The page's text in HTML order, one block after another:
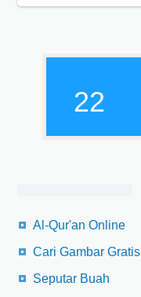
22
Al-Qur'an Online
Cari Gambar Gratis
Seputar Buah